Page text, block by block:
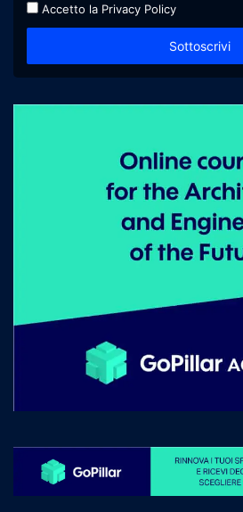
Accetto la Privacy Policy